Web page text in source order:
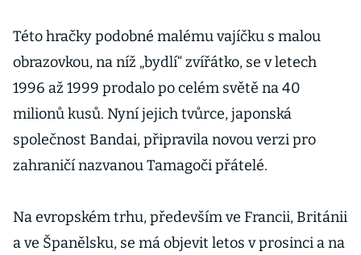
Této hračky podobné malému vajíčku s malou
obrazovkou, na níž „bydlí“ zvířátko, se v letech
1996 až 1999 prodalo po celém světě na 40
milionů kusů. Nyní jejich tvůrce, japonská
společnost Bandai, připravila novou verzi pro
zahraničí nazvanou Tamagoči přátelé.
Na evropském trhu, především ve Francii, Británii
a ve Španělsku, se má objevit letos v prosinci a na